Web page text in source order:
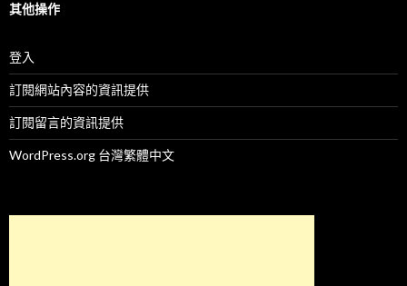
其他操作
登入
訂閱網站內容的資訊提供
訂閱留言的資訊提供
WordPress.org 台灣繁體中文